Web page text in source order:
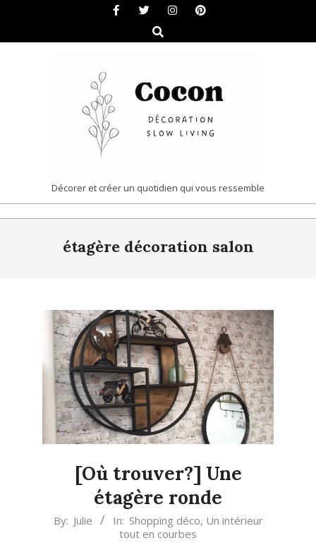
content
Search
COCON
|
DÉCORATION
LIVING
Décorer et créer un quotidien qui vous ressemble
étagère décoration salon
[Où trouver?] Une
étagère ronde
2020-
By: Julie In: Shopping déco, Un intérieur
tout en courbes